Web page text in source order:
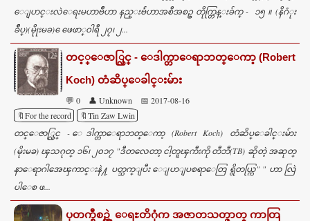
ေျပာင္းလဲေရးမဟာဗ်ဳဟာ နည္းဗ်ဴဟာအစီအစဥ္ တိုက္တြန္းခ်က္ - ၁၅ ။ (နိဂံုး
ခ်ဳပ္)(မိုုးမခ) ေဖေဖာ္၀ါရီ ၂၇၊ ၂...
တင့္ေဇာ္လြင္ - ေဒါက္တာေရာဘတ္ေကာ့ (Robert
Koch) တံဆိပ္ေခါင္းမ်ား
💬 0 👤 Unknown
📅 2017-08-16
🔖For the record
🔖Tin Zaw Lwin
တင္ေဇာ္လြင္ - ေဒါက္တာေရာဘတ္ေကာ့ (Robert Koch) တံဆိပ္ေခါင္းမ်ား
(မိုးမခ) ၾသဂုတ္ ၁၆၊ ၂၀၁၇ "ဒီတလေတာ့ ငါ့တူၾကီးကို တီဘီ(TB) ဆိုတဲ့ အဆုတ္
နာေရာဂါအေၾကာင္းနဲ႔ ပတ္သက္ျပီး ေျပာျပစရာေတြ ရွိတယ္ကြ" " ဟာ လြဲ
ပါေစ ဖ...
ပုတက္စီစဥ္တဲ့ ေရႊတိဂုံက အဇာတသတ္ဇာတ္ ကာတြ